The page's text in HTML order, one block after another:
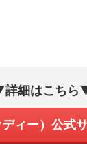
詳細はこちら
ィー）公式